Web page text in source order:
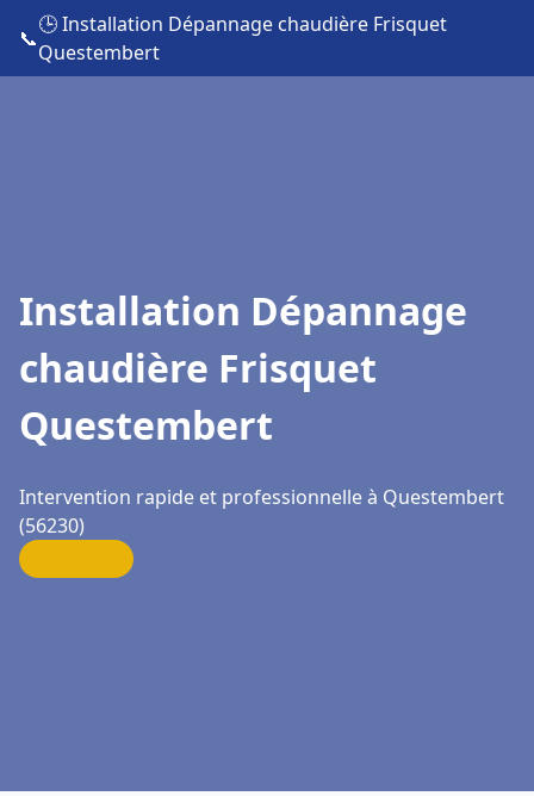
📞
🕒 Installation Dépannage chaudière Frisquet
Questembert
Installation Dépannage
chaudière Frisquet
Questembert
Intervention rapide et professionnelle à Questembert
(56230)